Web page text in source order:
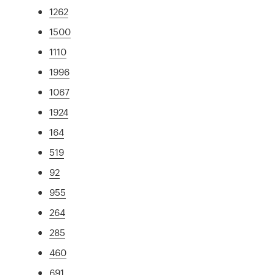
1262
1500
1110
1996
1067
1924
164
519
92
955
264
285
460
691